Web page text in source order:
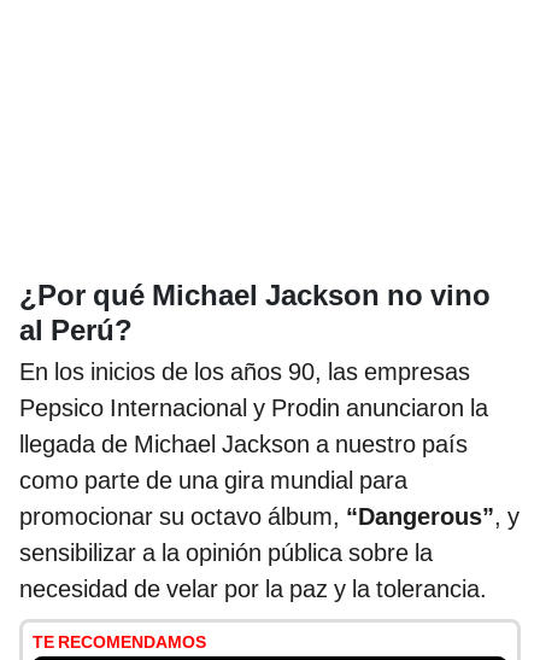
¿Por qué Michael Jackson no vino
al Perú?
En los inicios de los años 90, las empresas
Pepsico Internacional y Prodin anunciaron la
llegada de Michael Jackson a nuestro país
como parte de una gira mundial para
promocionar su octavo álbum, “Dangerous”, y
sensibilizar a la opinión pública sobre la
necesidad de velar por la paz y la tolerancia.
TE RECOMENDAMOS